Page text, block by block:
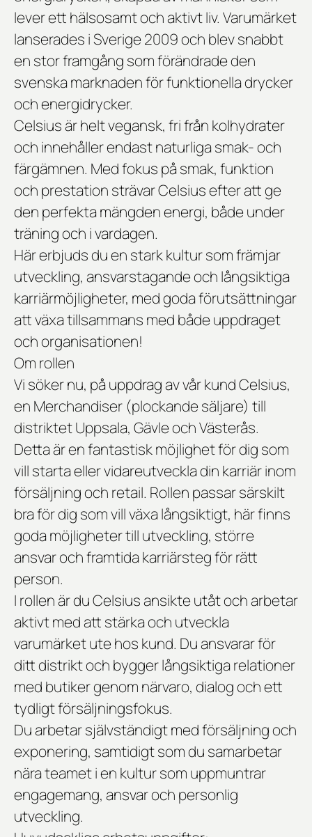
lever ett hälsosamt och aktivt liv. Varumärket
lanserades i Sverige 2009 och blev snabbt
en stor framgång som förändrade den
svenska marknaden för funktionella drycker
och energidrycker.
Celsius är helt vegansk, fri från kolhydrater
och innehåller endast naturliga smak- och
färgämnen. Med fokus på smak, funktion
och prestation strävar Celsius efter att ge
den perfekta mängden energi, både under
träning och i vardagen.
Här erbjuds du en stark kultur som främjar
utveckling, ansvarstagande och långsiktiga
karriärmöjligheter, med goda förutsättningar
att växa tillsammans med både uppdraget
och organisationen!
Om rollen
Vi söker nu, på uppdrag av vår kund Celsius,
en Merchandiser (plockande säljare) till
distriktet Uppsala, Gävle och Västerås.
Detta är en fantastisk möjlighet för dig som
vill starta eller vidareutveckla din karriär inom
försäljning och retail. Rollen passar särskilt
bra för dig som vill växa långsiktigt, här finns
goda möjligheter till utveckling, större
ansvar och framtida karriärsteg för rätt
person.
I rollen är du Celsius ansikte utåt och arbetar
aktivt med att stärka och utveckla
varumärket ute hos kund. Du ansvarar för
ditt distrikt och bygger långsiktiga relationer
med butiker genom närvaro, dialog och ett
tydligt försäljningsfokus.
Du arbetar självständigt med försäljning och
exponering, samtidigt som du samarbetar
nära teamet i en kultur som uppmuntrar
engagemang, ansvar och personlig
utveckling.